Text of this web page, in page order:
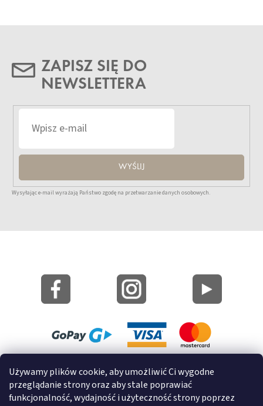
Używamy plików cookie, aby umożliwić Ci wygodne
przeglądanie strony oraz aby stale poprawiać
funkcjonalność, wydajność i użyteczność strony poprzez
ZAPISZ SIĘ DO
NEWSLETTERA
WYŚLIJ
Wysyłając e-mail wyrażają Państwo zgodę na przetwarzanie danych osobowych.
Informacje o cookies